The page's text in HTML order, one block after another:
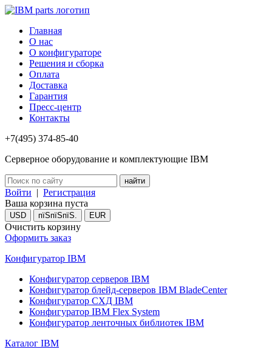
Главная
О нас
О конфигураторе
Решения и сборка
Оплата
Доставка
Гарантия
Пресс-центр
Контакты
+7(495) 374-85-40
Серверное оборудование и комплектующие IBM
Войти | Регистрация
Ваша корзина пуста
USD пїЅпїЅпїЅ. EUR
Очистить корзину
Оформить заказ
Конфигуратор IBM
Конфигуратор серверов IBM
Конфигуратор блейд-серверов IBM BladeCenter
Конфигуратор СХД IBM
Конфигуратор IBM Flex System
Конфигуратор ленточных библиотек IBM
Каталог IBM